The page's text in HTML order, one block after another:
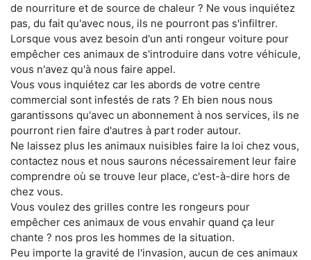
de nourriture et de source de chaleur ? Ne vous inquiétez
pas, du fait qu'avec nous, ils ne pourront pas s'infiltrer.
Lorsque vous avez besoin d'un anti rongeur voiture pour
empêcher ces animaux de s'introduire dans votre véhicule,
vous n'avez qu'à nous faire appel.
Vous vous inquiétez car les abords de votre centre
commercial sont infestés de rats ? Eh bien nous nous
garantissons qu'avec un abonnement à nos services, ils ne
pourront rien faire d'autres à part roder autour.
Ne laissez plus les animaux nuisibles faire la loi chez vous,
contactez nous et nous saurons nécessairement leur faire
comprendre où se trouve leur place, c'est-à-dire hors de
chez vous.
Vous voulez des grilles contre les rongeurs pour
empêcher ces animaux de vous envahir quand ça leur
chante ? nos pros les hommes de la situation.
Peu importe la gravité de l'invasion, aucun de ces animaux